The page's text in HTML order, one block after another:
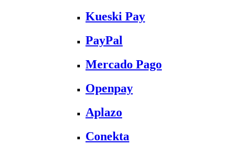
Kueski Pay
PayPal
Mercado Pago
Openpay
Aplazo
Conekta